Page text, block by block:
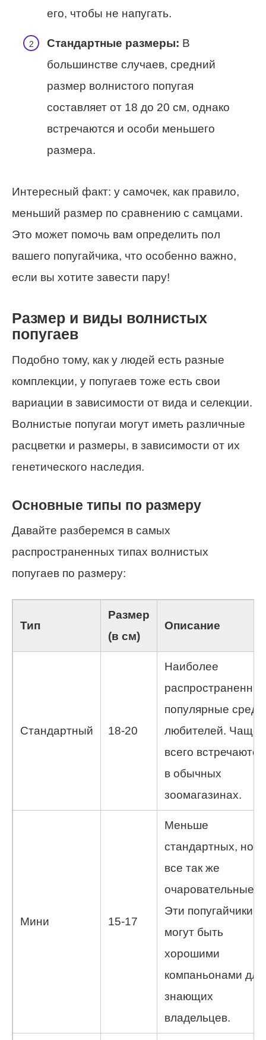
его, чтобы не напугать.
Стандартные размеры: В
большинстве случаев, средний
размер волнистого попугая
составляет от 18 до 20 см, однако
встречаются и особи меньшего
размера.
Интересный факт: у самочек, как правило,
меньший размер по сравнению с самцами.
Это может помочь вам определить пол
вашего попугайчика, что особенно важно,
если вы хотите завести пару!
Размер и виды волнистых
попугаев
Подобно тому, как у людей есть разные
комплекции, у попугаев тоже есть свои
вариации в зависимости от вида и селекции.
Волнистые попугаи могут иметь различные
расцветки и размеры, в зависимости от их
генетического наследия.
Основные типы по размеру
Давайте разберемся в самых
распространенных типах волнистых
попугаев по размеру:
Тип
Размер
(в см)
Описание
Стандартный 18-20
Наиболее
популярные среди
любителей. Чаще
всего встречаются
в обычных
зоомагазинах.
Мини 15-17
Меньше
стандартных, но
все так же
очаровательные.
Эти попугайчики
могут быть
хорошими
компаньонами для
знающих
владельцев.